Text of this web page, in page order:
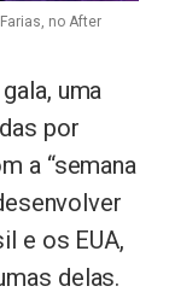
no After
uma
por
a “semana
e os EUA,
delas.